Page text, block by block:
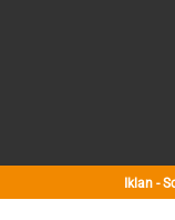
Iklan -